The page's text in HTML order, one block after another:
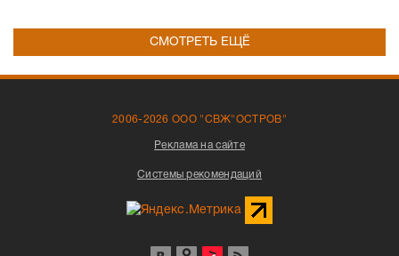
СМОТРЕТЬ ЕЩЁ
2006-2026 ООО "СВЖ"ОСТРОВ"
Реклама на сайте
Системы рекомендаций